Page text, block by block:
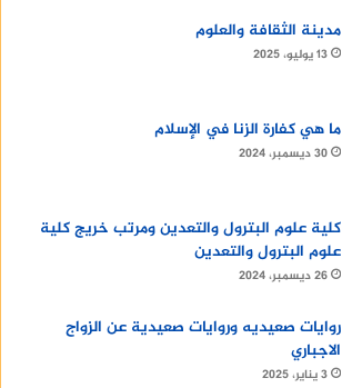
مدينة الثقافة والعلوم
13 يوليو، 2025
ما هي كفارة الزنا في الإسلام
30 ديسمبر، 2024
كلية علوم البترول والتعدين ومرتب خريج كلية
علوم البترول والتعدين
26 ديسمبر، 2024
روايات صعيديه وروايات صعيدية عن الزواج
الاجباري
3 يناير، 2025